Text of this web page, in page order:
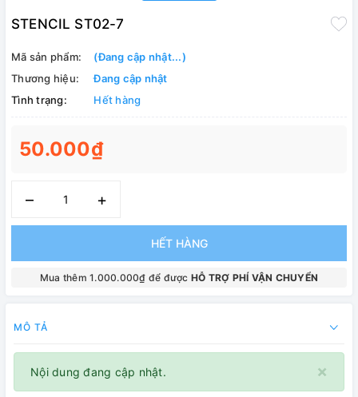
STENCIL ST02-7
Mã sản phẩm:
(Đang cập nhật...)
Thương hiệu:
Đang cập nhật
Tình trạng:
Hết hàng
50.000₫
– +
HẾT HÀNG
Mua thêm 1.000.000₫ để được HỖ TRỢ PHÍ VẬN CHUYỂN
MÔ TẢ
×
Nội dung đang cập nhật.